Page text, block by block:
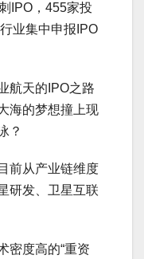
IPO，455家投
业集中申报IPO
航天的IPO之路
海的梦想撞上现
？
前从产业链维度
研发、卫星互联
密度高的“重资